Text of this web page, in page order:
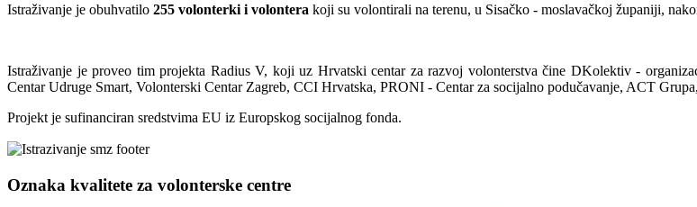
Istraživanje je obuhvatilo 255 volonterki i volontera koji su volontirali na terenu, u Sisačko - moslavačkoj županiji,
Istraživanje je proveo tim projekta Radius V, koji uz Hrvatski centar za razvoj volonterstva čine DKolektiv -
Centar Udruge Smart, Volonterski Centar Zagreb, CCI Hrvatska, PRONI - Centar za socijalno podučavanje, ACT
Projekt je sufinanciran sredstvima EU iz Europskog socijalnog fonda.
Oznaka kvalitete za volonterske centre